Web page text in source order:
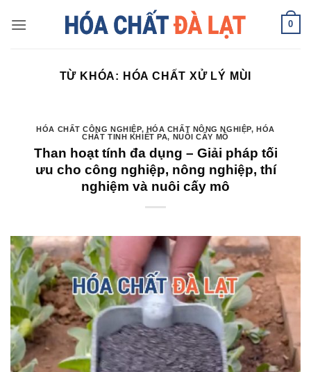
0
TỪ KHÓA: HÓA CHẤT XỬ LÝ MÙI
HÓA CHẤT CÔNG NGHIỆP, HÓA CHẤT NÔNG NGHIỆP, HÓA
CHẤT TINH KHIẾT PA, NUÔI CẤY MÔ
Than hoạt tính đa dụng – Giải pháp tối
ưu cho công nghiệp, nông nghiệp, thí
nghiệm và nuôi cấy mô